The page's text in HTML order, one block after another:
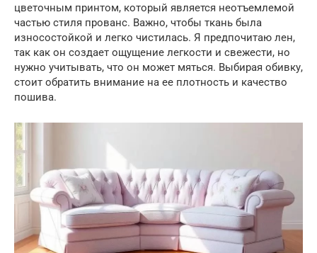
цветочным принтом, который является неотъемлемой
частью стиля прованс. Важно, чтобы ткань была
износостойкой и легко чистилась. Я предпочитаю лен,
так как он создает ощущение легкости и свежести, но
нужно учитывать, что он может мяться. Выбирая обивку,
стоит обратить внимание на ее плотность и качество
пошива.